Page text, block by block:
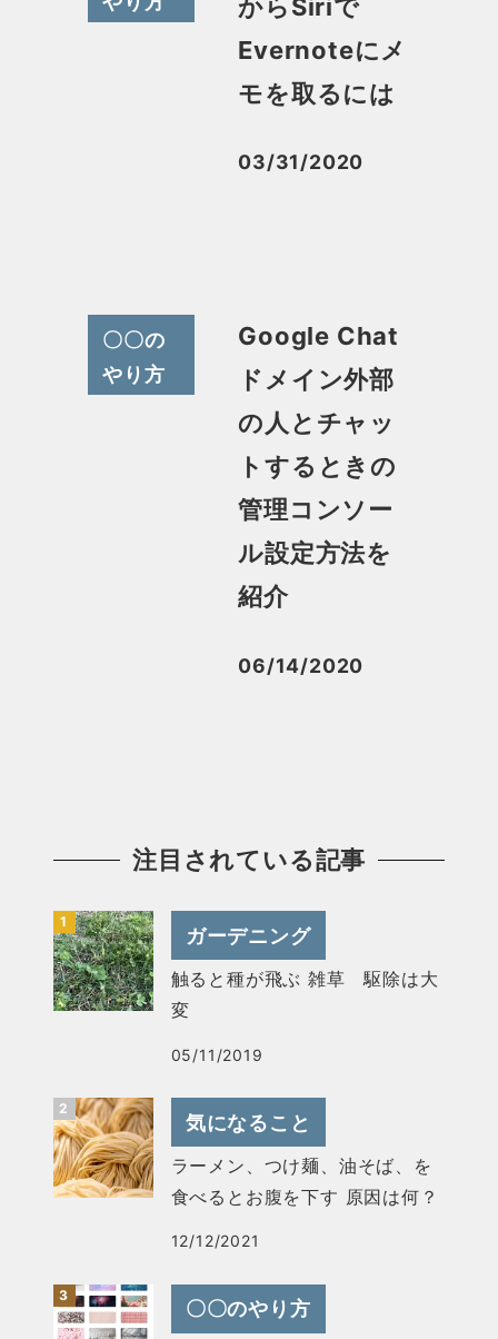
からSiriで
Evernoteにメ
モを取るには
投稿日
03/31/2020
〇〇の
やり方
Google Chat
ドメイン外部
の人とチャッ
トするときの
管理コンソー
ル設定方法を
紹介
投稿日
06/14/2020
注目されている記事
ガーデニング
触ると種が飛ぶ 雑草 駆除は大
変
05/11/2019
気になること
ラーメン、つけ麺、油そば、を
食べるとお腹を下す 原因は何？
12/12/2021
〇〇のやり方